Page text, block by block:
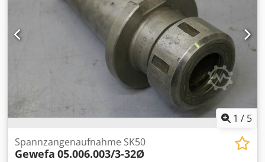
1 / 5
Spannzangenaufnahme SK50
Gewefa 05.006.003/3-32Ø